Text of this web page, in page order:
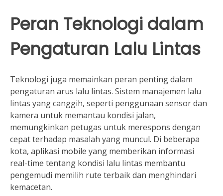
Peran Teknologi dalam
Pengaturan Lalu Lintas
Teknologi juga memainkan peran penting dalam
pengaturan arus lalu lintas. Sistem manajemen lalu
lintas yang canggih, seperti penggunaan sensor dan
kamera untuk memantau kondisi jalan,
memungkinkan petugas untuk merespons dengan
cepat terhadap masalah yang muncul. Di beberapa
kota, aplikasi mobile yang memberikan informasi
real-time tentang kondisi lalu lintas membantu
pengemudi memilih rute terbaik dan menghindari
kemacetan.